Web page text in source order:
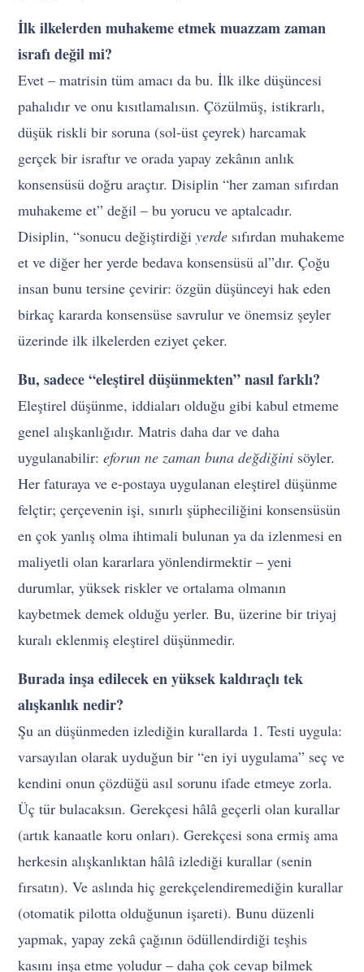
İlk ilkelerden muhakeme etmek muazzam zaman
israfı değil mi?
Evet – matrisin tüm amacı da bu. İlk ilke düşüncesi
pahalıdır ve onu kısıtlamalısın. Çözülmüş, istikrarlı,
düşük riskli bir soruna (sol-üst çeyrek) harcamak
gerçek bir israftır ve orada yapay zekânın anlık
konsensüsü doğru araçtır. Disiplin “her zaman sıfırdan
muhakeme et” değil – bu yorucu ve aptalcadır.
Disiplin, “sonucu değiştirdiğiyerde sıfırdan muhakeme
et ve diğer her yerde bedava konsensüsü al”dır. Çoğu
insan bunu tersine çevirir: özgün düşünceyi hak eden
birkaç kararda konsensüse savrulur ve önemsiz şeyler
üzerinde ilk ilkelerden eziyet çeker.
Bu, sadece “eleştirel düşünmekten” nasıl farklı?
Eleştirel düşünme, iddiaları olduğu gibi kabul etmeme
genel alışkanlığıdır. Matris daha dar ve daha
uygulanabilir:eforun ne zaman buna değdiğini söyler.
Her faturaya ve e-postaya uygulanan eleştirel düşünme
felçtir; çerçevenin işi, sınırlı şüpheciliğini konsensüsün
en çok yanlış olma ihtimali bulunan ya da izlenmesi en
maliyetli olan kararlara yönlendirmektir – yeni
durumlar, yüksek riskler ve ortalama olmanın
kaybetmek demek olduğu yerler. Bu, üzerine bir triyaj
kuralı eklenmiş eleştirel düşünmedir.
Burada inşa edilecek en yüksek kaldıraçlı tek
alışkanlık nedir?
Şu an düşünmeden izlediğin kurallarda 1. Testi uygula:
varsayılan olarak uyduğun bir “en iyi uygulama” seç ve
kendini onun çözdüğü asıl sorunu ifade etmeye zorla.
Üç tür bulacaksın. Gerekçesi hâlâ geçerli olan kurallar
(artık kanaatle koru onları). Gerekçesi sona ermiş ama
herkesin alışkanlıktan hâlâ izlediği kurallar (senin
fırsatın). Ve aslında hiç gerekçelendiremediğin kurallar
(otomatik pilotta olduğunun işareti). Bunu düzenli
yapmak, yapay zekâ çağının ödüllendirdiği teşhis
kasını inşa etme yoludur – daha çok cevap bilmek